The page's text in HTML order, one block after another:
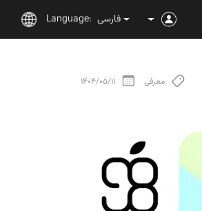
Language: فارسی
معرفی 1404/05/11